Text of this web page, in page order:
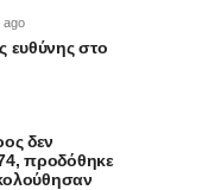
ago
ευθύνης στο
δεν
προδόθηκε